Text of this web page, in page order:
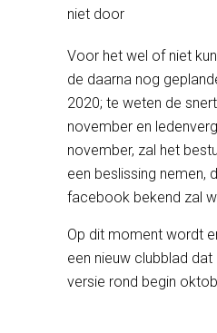
niet door
Voor het wel of niet
de daarna nog
2020; te weten de
november en
november, zal het
een beslissing nemen,
facebook bekend zal
Op dit moment wordt
een nieuw clubblad
versie rond begin